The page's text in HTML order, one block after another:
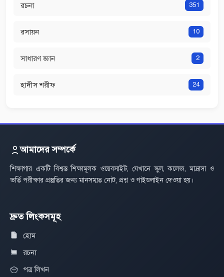
রচনা 351
রসায়ন 10
সাধারণ জ্ঞান 2
হাদীস শরীফ 24
আমাদের সম্পর্কে
শিক্ষাগার একটি বিশ্বস্ত শিক্ষামূলক ওয়েবসাইট, যেখানে স্কুল, কলেজ, মাদ্রাসা ও
ভর্তি পরীক্ষার প্রস্তুতির জন্য মানসম্মত নোট, প্রশ্ন ও গাইডলাইন দেওয়া হয়।
দ্রুত লিংকসমূহ
হোম
রচনা
পত্র লিখন